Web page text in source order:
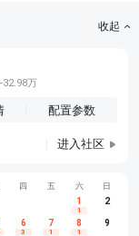
收起
32.98万
配置参数
进入社区
埃安
四 五 六 日
1
1
2
6
3
7
1
8
1
9